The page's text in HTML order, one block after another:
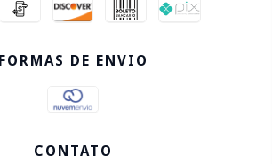
FORMAS DE ENVIO
CONTATO